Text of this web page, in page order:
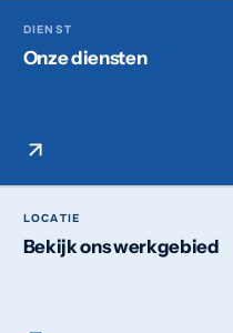
DIENST
Onze diensten
LOCATIE
Bekijk ons werkgebied